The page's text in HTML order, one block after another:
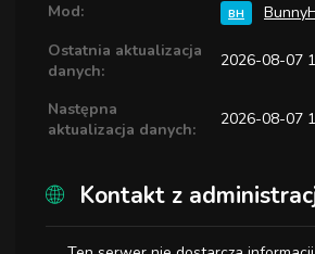
Mod:
BH
Ostatnia aktualizacja
danych:
2026-08-07
Następna
aktualizacja danych:
2026-08-07
Kontakt z